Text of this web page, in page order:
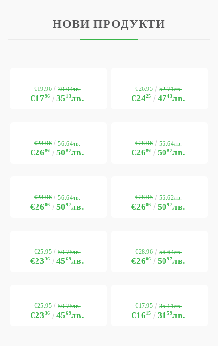
НОВИ ПРОДУКТИ
€1796 3513лв.
€19.96 39.04лв.
€2425 4743лв.
€26.95 52.71лв.
€2606 5097лв.
€28.96 56.64лв.
€2606 5097лв.
€28.96 56.64лв.
€2606 5097лв.
€28.96 56.64лв.
€2606 5097лв.
€28.95 56.62лв.
€2336 4569лв.
€25.95 50.75лв.
€2606 5097лв.
€28.96 56.64лв.
€2336 4569лв.
€25.95 50.75лв.
€1615 3159лв.
€17.95 35.11лв.